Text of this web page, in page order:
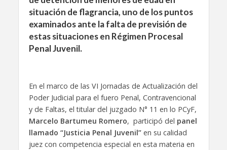
situación de flagrancia, uno de los puntos
examinados ante la falta de previsión de
estas situaciones en Régimen Procesal
Penal Juvenil.
En el marco de las VI Jornadas de Actualización del
Poder Judicial para el fuero Penal, Contravencional
y de Faltas, el titular del juzgado N° 11 en lo PCyF,
Marcelo Bartumeu Romero, participó del panel
llamado “Justicia Penal Juvenil”en su calidad
juez con competencia especial en esta materia en